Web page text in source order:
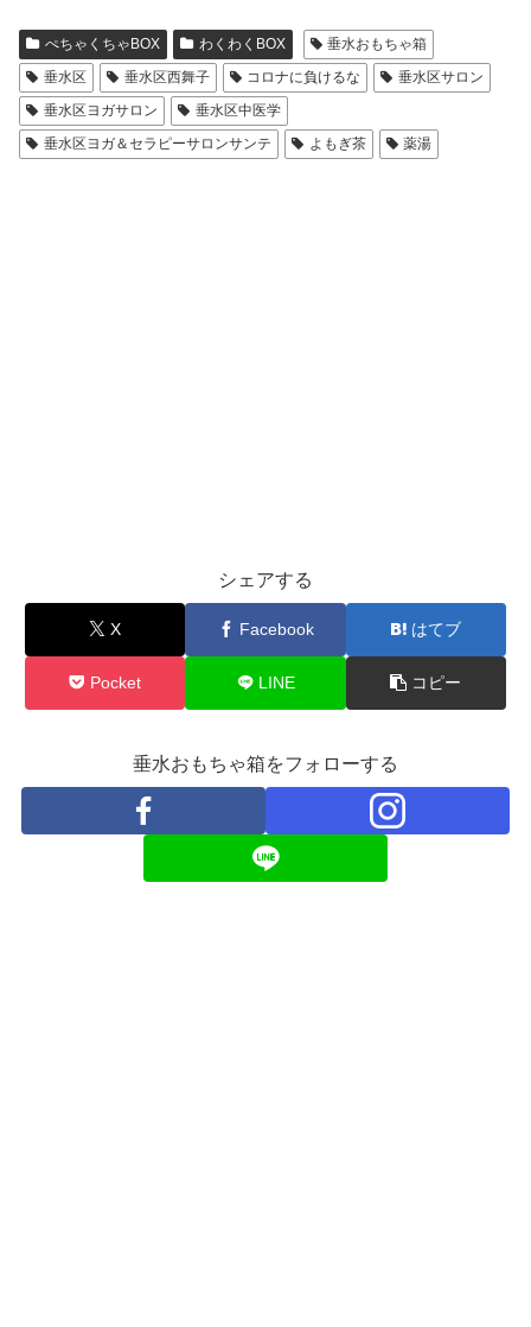
ぺちゃくちゃBOX わくわくBOX
垂水おもちゃ箱
垂水区
垂水区西舞子 コロナに負けるな
垂水区サロン
垂水区ヨガサロン
垂水区中医学
垂水区ヨガ＆セラピーサロンサンテ
よもぎ茶 薬湯
シェアする
X Facebook はてブ
Pocket LINE コピー
垂水おもちゃ箱をフォローする